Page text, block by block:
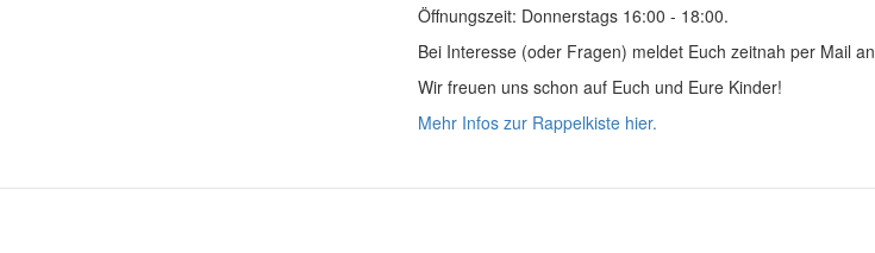
Öffnungszeit: Donnerstags 16:00 - 18:00.
Bei Interesse (oder Fragen) meldet Euch zeitnah per Mail an
Wir freuen uns schon auf Euch und Eure Kinder!
Mehr Infos zur Rappelkiste hier.